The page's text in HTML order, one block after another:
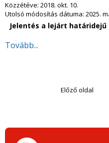
Közzétéve: 2018. okt. 10.
Utolsó módosítás dátuma: 2025.
Jelentés a lejárt
Tovább...
Előző oldal